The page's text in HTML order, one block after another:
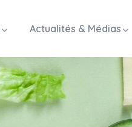
Actualités & Médias